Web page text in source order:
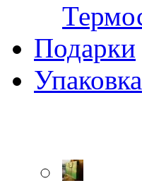
Подарки
Упаковка